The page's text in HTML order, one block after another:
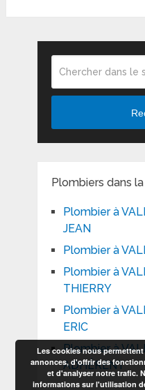
Plombiers dans
Plombier à
JEAN
Plombier à
Plombier à
THIERRY
Plombier à
ERIC
Plombier à
ADHÉRENT
Les cookies nous
annonces, d'offrir des
et d'analyser notre trafic.
informations sur l'utilisation